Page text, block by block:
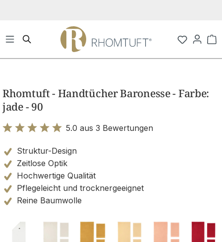
Rhomtuft - Handtücher Baronesse - Farbe:
jade - 90
5.0 aus 3 Bewertungen
Struktur-Design
Zeitlose Optik
Hochwertige Qualität
Pflegeleicht und trocknergeeignet
Reine Baumwolle